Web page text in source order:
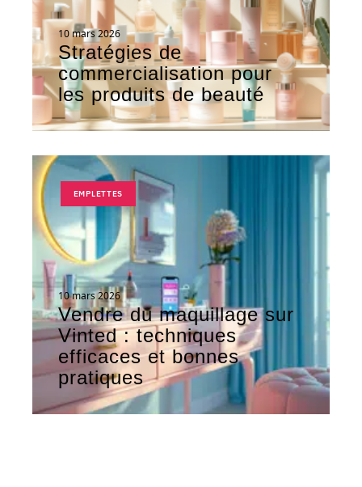
10 mars 2026
Stratégies de
commercialisation pour
les produits de beauté
EMPLETTES
10 mars 2026
Vendre du maquillage sur
Vinted : techniques
efficaces et bonnes
pratiques